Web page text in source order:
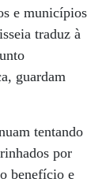
e municípios
traduz à
guardam
tentando
por
benefício e